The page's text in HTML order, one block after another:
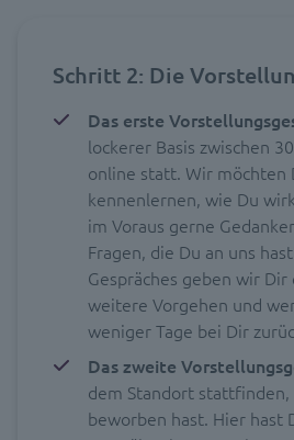
Schritt 2: Die
Das erste
lockerer Basis zwischen
online statt. Wir möchten
kennenlernen, wie Du
im Voraus gerne
Fragen, die Du an uns
Gespräches geben wir
weitere Vorgehen und
weniger Tage bei Dir
Das zweite
dem Standort stattfinden,
beworben hast. Hier hast